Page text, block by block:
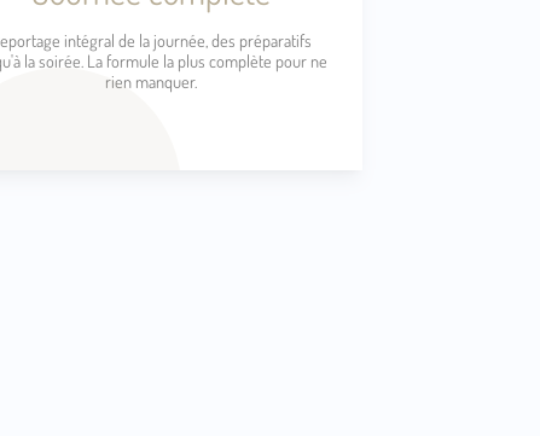
intégral de la journée, des préparatifs
la soirée. La formule la plus complète pour ne
rien manquer.